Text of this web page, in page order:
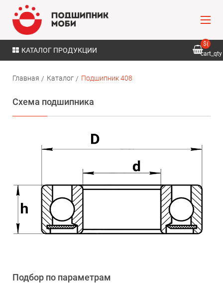
КАТАЛОГ ПРОДУКЦИИ
${
cart_qty
Главная Каталог Подшипник 408
Схема подшипника
Подбор по параметрам